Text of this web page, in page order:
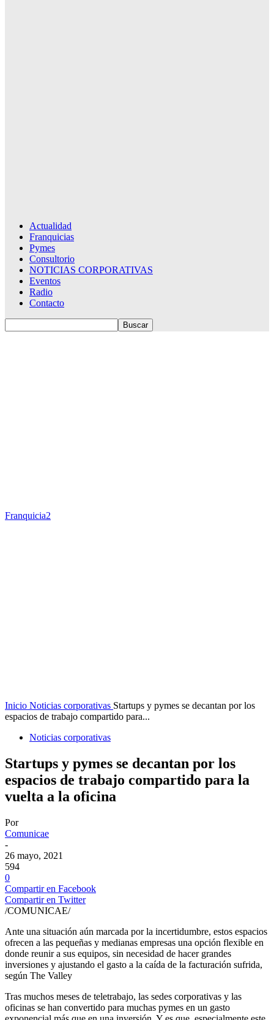
Actualidad
Franquicias
Pymes
Consultorio
NOTICIAS CORPORATIVAS
Eventos
Radio
Contacto
Franquicia2
Inicio Noticias corporativas Startups y pymes se decantan por los
espacios de trabajo compartido para...
Noticias corporativas
Startups y pymes se decantan por los
espacios de trabajo compartido para la
vuelta a la oficina
Por
Comunicae
-
26 mayo, 2021
594
0
Compartir en Facebook
Compartir en Twitter
/COMUNICAE/
Ante una situación aún marcada por la incertidumbre, estos espacios
ofrecen a las pequeñas y medianas empresas una opción flexible en
donde reunir a sus equipos, sin necesidad de hacer grandes
inversiones y ajustando el gasto a la caída de la facturación sufrida,
según The Valley
Tras muchos meses de teletrabajo, las sedes corporativas y las
oficinas se han convertido para muchas pymes en un gasto